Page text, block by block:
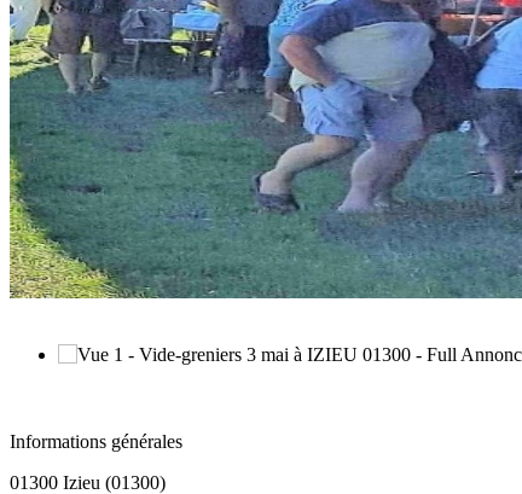
Informations générales
01300 Izieu (01300)